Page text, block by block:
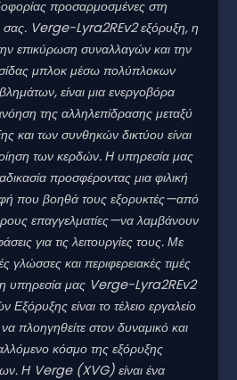
προσαρμοσμένες στη
σας. Verge-Lyra2REv2 εξόρυξη, η
επικύρωση συναλλαγών και την
μπλοκ μέσω πολύπλοκων
είναι μια ενεργοβόρα
της αλληλεπίδρασης μεταξύ
και των συνθηκών δικτύου είναι
των κερδών. Η υπηρεσία μας
προσφέροντας μια φιλική
που βοηθά τους εξορυκτές—από
επαγγελματίες—να λαμβάνουν
για τις λειτουργίες τους. Με
γλώσσες και περιφερειακές τιμές
η υπηρεσία μας Verge-Lyra2REv2
είναι το τέλειο εργαλείο
πλοηγηθείτε στον δυναμικό και
κόσμο της εξόρυξης
Η Verge (XVG) είναι ένα